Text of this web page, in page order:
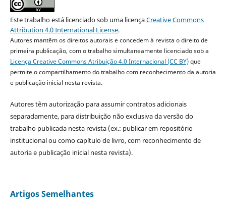
Este trabalho está licenciado sob uma licençaCreative Commons
Attribution 4.0 International License.
Autores mantêm os direitos autorais e concedem à revista o direito de
primeira publicação, com o trabalho simultaneamente licenciado sob a
Licença Creative Commons Atribuição 4.0 Internacional (CC BY)que
permite o compartilhamento do trabalho com reconhecimento da autoria
e publicação inicial nesta revista.
Autores têm autorização para assumir contratos adicionais
separadamente, para distribuição não exclusiva da versão do
trabalho publicada nesta revista (ex.: publicar em repositório
institucional ou como capítulo de livro, com reconhecimento de
autoria e publicação inicial nesta revista).
Artigos Semelhantes